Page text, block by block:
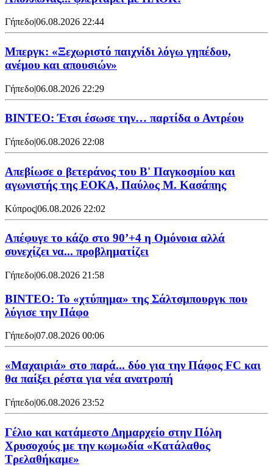
Γήπεδο|06.08.2026 22:44
Μπεργκ: «Ξεχωριστό παιχνίδι λόγω γηπέδου,
ανέμου και απουσιών»
Γήπεδο|06.08.2026 22:29
ΒΙΝΤΕΟ: Έτσι έσωσε την… παρτίδα ο Αντρέου
Γήπεδο|06.08.2026 22:08
Απεβίωσε ο βετεράνος του Β' Παγκοσμίου και
αγωνιστής της ΕΟΚΑ, Παύλος Μ. Κασάπης
Κύπρος|06.08.2026 22:02
Απέφυγε το κάζο στο 90’+4 η Ομόνοια αλλά
συνεχίζει να... προβληματίζει
Γήπεδο|06.08.2026 21:58
ΒΙΝΤΕΟ: Το «χτύπημα» της Σάλτσμπουργκ που
λύγισε την Πάφο
Γήπεδο|07.08.2026 00:06
«Μαχαιριά» στο παρά... δύο για την Πάφος FC και
θα παίξει ρέστα για νέα ανατροπή
Γήπεδο|06.08.2026 23:52
Γέλιο και κατάμεστο Δημαρχείο στην Πόλη
Χρυσοχούς με την κωμωδία «Κατάλαθος
Τρελαθήκαμε»